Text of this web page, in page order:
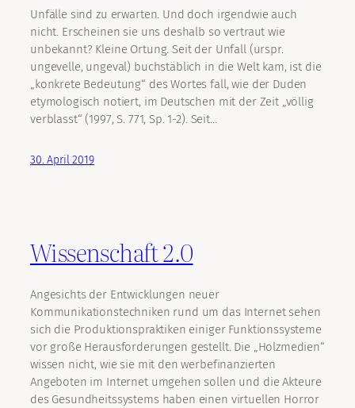
Unfälle sind zu erwarten. Und doch irgendwie auch
nicht. Erscheinen sie uns deshalb so vertraut wie
unbekannt? Kleine Ortung. Seit der Unfall (urspr.
ungevelle, ungeval) buchstäblich in die Welt kam, ist die
„konkrete Bedeutung“ des Wortes fall, wie der Duden
etymologisch notiert, im Deutschen mit der Zeit „völlig
verblasst“ (1997, S. 771, Sp. 1-2). Seit…
30. April 2019
Wissenschaft 2.0
Angesichts der Entwicklungen neuer
Kommunikationstechniken rund um das Internet sehen
sich die Produktionspraktiken einiger Funktionssysteme
vor große Herausforderungen gestellt. Die „Holzmedien“
wissen nicht, wie sie mit den werbefinanzierten
Angeboten im Internet umgehen sollen und die Akteure
des Gesundheitssystems haben einen virtuellen Horror